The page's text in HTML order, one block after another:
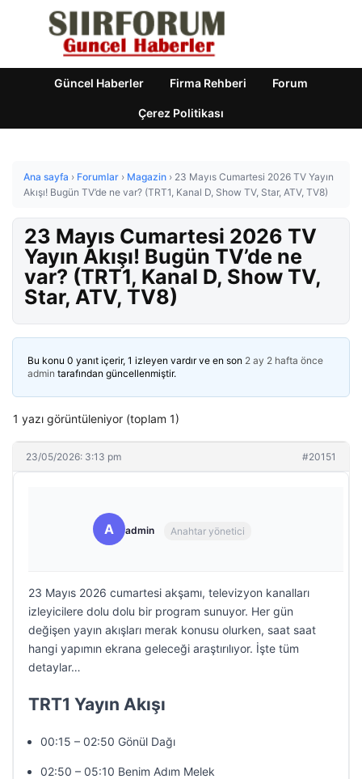
Güncel Haberler Firma Rehberi Forum
Çerez Politikası
Ana sayfa › Forumlar › Magazin › 23 Mayıs Cumartesi 2026 TV Yayın
Akışı! Bugün TV’de ne var? (TRT1, Kanal D, Show TV, Star, ATV, TV8)
23 Mayıs Cumartesi 2026 TV
Yayın Akışı! Bugün TV’de ne
var? (TRT1, Kanal D, Show TV,
Star, ATV, TV8)
Bu konu 0 yanıt içerir, 1 izleyen vardır ve en son 2 ay 2 hafta önce
admin tarafından güncellenmiştir.
1 yazı görüntüleniyor (toplam 1)
23/05/2026: 3:13 pm #20151
A admin Anahtar yönetici
23 Mayıs 2026 cumartesi akşamı, televizyon kanalları
izleyicilere dolu dolu bir program sunuyor. Her gün
değişen yayın akışları merak konusu olurken, saat saat
hangi yapımın ekrana geleceği araştırılıyor. İşte tüm
detaylar…
TRT1 Yayın Akışı
00:15 – 02:50 Gönül Dağı
02:50 – 05:10 Benim Adım Melek